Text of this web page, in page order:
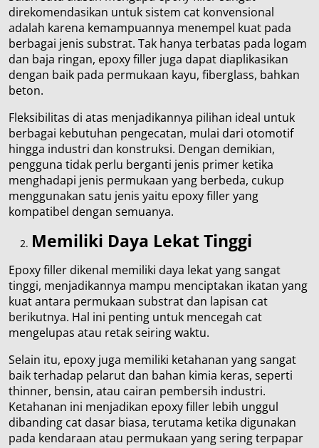
direkomendasikan untuk sistem cat konvensional
adalah karena kemampuannya menempel kuat pada
berbagai jenis substrat. Tak hanya terbatas pada logam
dan baja ringan, epoxy filler juga dapat diaplikasikan
dengan baik pada permukaan kayu, fiberglass, bahkan
beton.
Fleksibilitas di atas menjadikannya pilihan ideal untuk
berbagai kebutuhan pengecatan, mulai dari otomotif
hingga industri dan konstruksi. Dengan demikian,
pengguna tidak perlu berganti jenis primer ketika
menghadapi jenis permukaan yang berbeda, cukup
menggunakan satu jenis yaitu epoxy filler yang
kompatibel dengan semuanya.
Memiliki Daya Lekat Tinggi
Epoxy filler dikenal memiliki daya lekat yang sangat
tinggi, menjadikannya mampu menciptakan ikatan yang
kuat antara permukaan substrat dan lapisan cat
berikutnya. Hal ini penting untuk mencegah cat
mengelupas atau retak seiring waktu.
Selain itu, epoxy juga memiliki ketahanan yang sangat
baik terhadap pelarut dan bahan kimia keras, seperti
thinner, bensin, atau cairan pembersih industri.
Ketahanan ini menjadikan epoxy filler lebih unggul
dibanding cat dasar biasa, terutama ketika digunakan
pada kendaraan atau permukaan yang sering terpapar